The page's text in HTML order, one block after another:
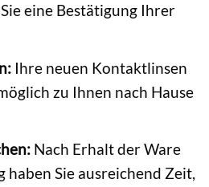
eine Bestätigung Ihrer
Ihre neuen Kontaktlinsen
zu Ihnen nach Hause
Nach Erhalt der Ware
haben Sie ausreichend Zeit,